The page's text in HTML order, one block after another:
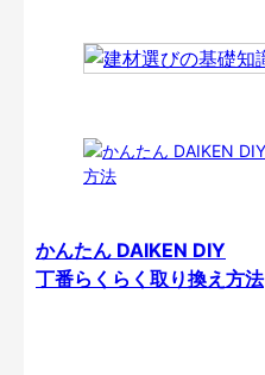
かんたん DAIKEN DIY
丁番らくらく取り換え方法